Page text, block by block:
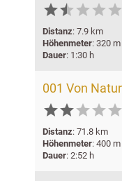
   

Distanz: 7.9 km
Höhenmeter: 320 m
Dauer: 1:30 h
001 Von

Distanz: 71.8 km
Höhenmeter: 400 m
Dauer: 2:52 h